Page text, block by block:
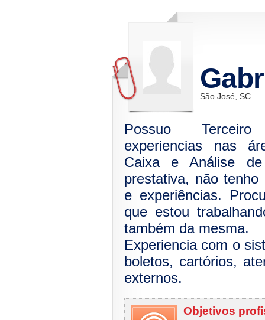
São José, SC
Possuo Terceiro
experiencias nas
Caixa e Análise de
prestativa, não
e experiências.
que estou
também da mesma.
Experiencia com o
boletos, cartórios,
externos.
Objetivos